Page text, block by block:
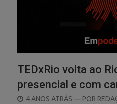
TEDxRio volta ao
presencial e com
POSTED
4 ANOS ATRÁS — POR